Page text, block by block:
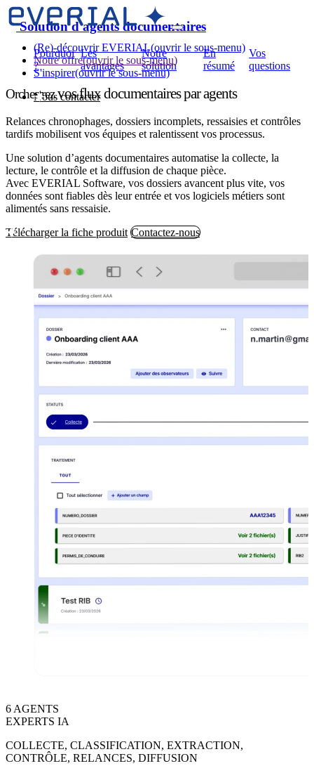
(Re)-découvrir EVERIAL(ouvrir le sous-menu)
Notre offre(ouvrir le sous-menu)
S'inspirer(ouvrir le sous-menu)
Nous contacter
Solution d'agents documentaires
Pourquoi
?
Les
avantages
Notre
solution
En
résumé
Vos
questions
Orchestrezvos flux documentaires par agents
Relances chronophages, dossiers incomplets, ressaisies et contrôles
tardifs mobilisent vos équipes et ralentissent vos processus.
Une solution d’agents documentaires automatise la collecte, la
lecture, le contrôle et la diffusion de chaque pièce.
Avec EVERIAL Software, vos dossiers avancent plus vite, vos
données sont fiables dès leur entrée et vos logiciels métiers sont
alimentés sans ressaisie.
Télécharger la fiche produit Contactez-nous
6 AGENTS
EXPERTS IA
COLLECTE, CLASSIFICATION, EXTRACTION,
CONTRÔLE, RELANCES, DIFFUSION